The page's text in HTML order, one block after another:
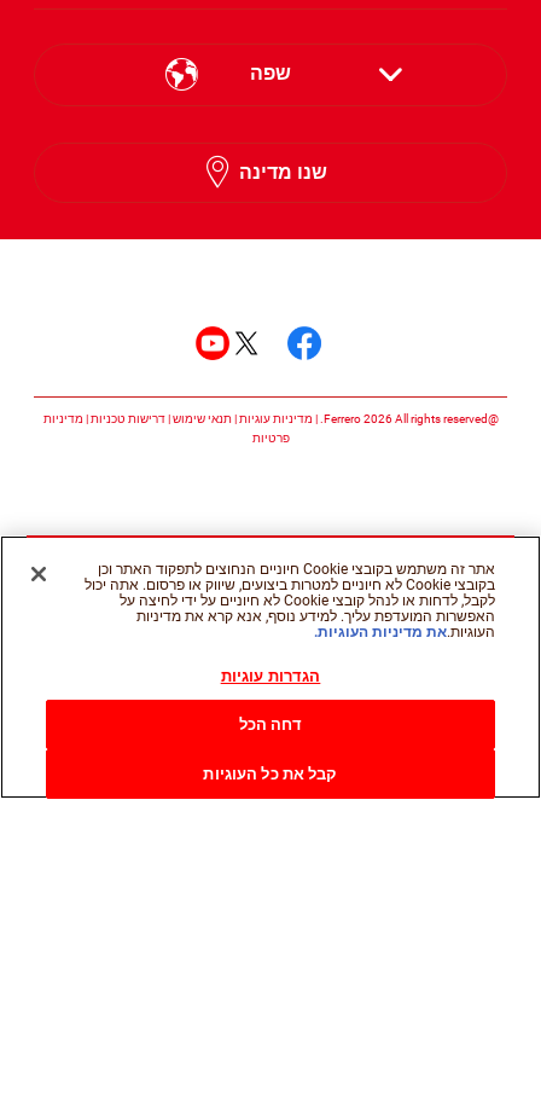
שפה
שנו מדינה
@Ferrero 2026 All rights reserved. מדיניות עוגיות תנאי שימוש דרישות טכניות
מדיניות
פרטיות
אתר זה משתמש בקובצי Cookie חיוניים הנחוצים לתפקוד האתר וכן
בקובצי Cookie לא חיוניים למטרות ביצועים, שיווק או פרסום. אתה יכול
לקבל, לדחות או לנהל קובצי Cookie לא חיוניים על ידי לחיצה על
האפשרות המועדפת עליך. למידע נוסף, אנא קרא את מדיניות
העוגיות.את מדיניות העוגיות.
הגדרות עוגיות
דחה הכל
קבל את כל העוגיות